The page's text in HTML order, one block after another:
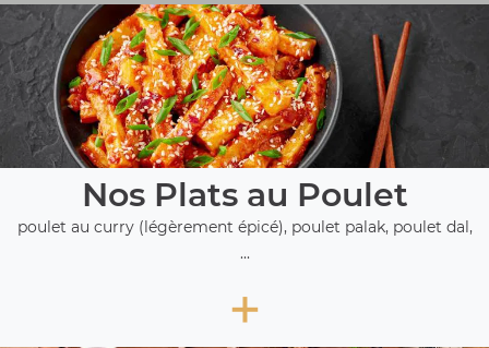
Nos Plats au Poulet
poulet au curry (légèrement épicé), poulet palak, poulet dal,
...
+